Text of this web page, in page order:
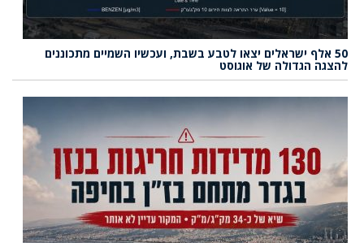
50 אלף ישראלים יצאו לטבע בשבת, ועכשיו השמיים מתכוננים
להצגה הגדולה של אוגוסט